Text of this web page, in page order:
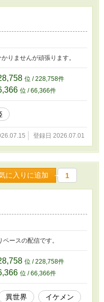
りませんが頑張ります。
位 / 228,758件
位 / 66,366件
登録日 2026.07.01
に入りに追加 1
ースの配信です。
位 / 228,758件
位 / 66,366件
異世界
イケメン